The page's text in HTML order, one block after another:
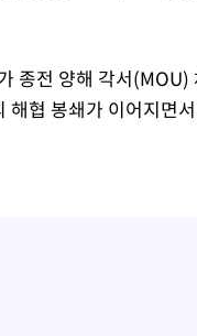
종전 양해 각서
협 봉쇄가 이어지면